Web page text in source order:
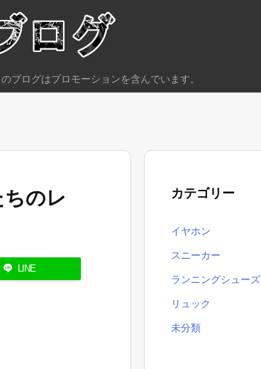
ブログはプロモーションを含んでいます。
のレ
LINE
カテゴリー
イヤホン
スニーカー
ランニングシューズ
リュック
未分類